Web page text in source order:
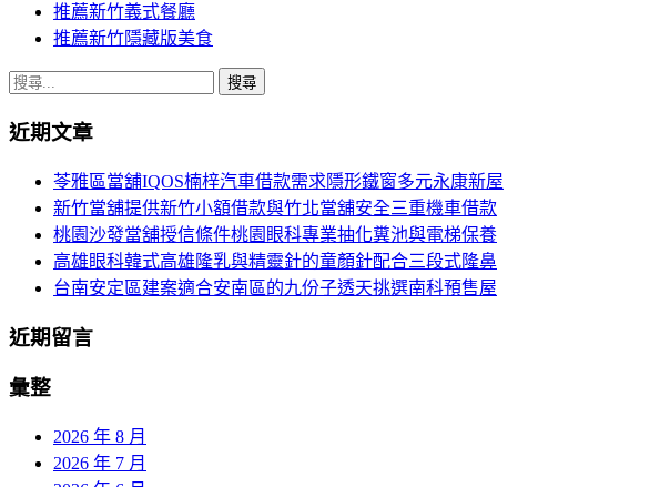
推薦新竹義式餐廳
推薦新竹隱藏版美食
搜
關
近期文章
苓雅區當舖IQOS楠梓汽車借款需求隱形鐵窗多元永康新屋
新竹當舖提供新竹小額借款與竹北當舖安全三重機車借款
桃園沙發當舖授信條件桃園眼科專業抽化糞池與電梯保養
高雄眼科韓式高雄隆乳與精靈針的童顏針配合三段式隆鼻
台南安定區建案適合安南區的九份子透天挑選南科預售屋
近期留言
彙整
2026 年 8 月
2026 年 7 月